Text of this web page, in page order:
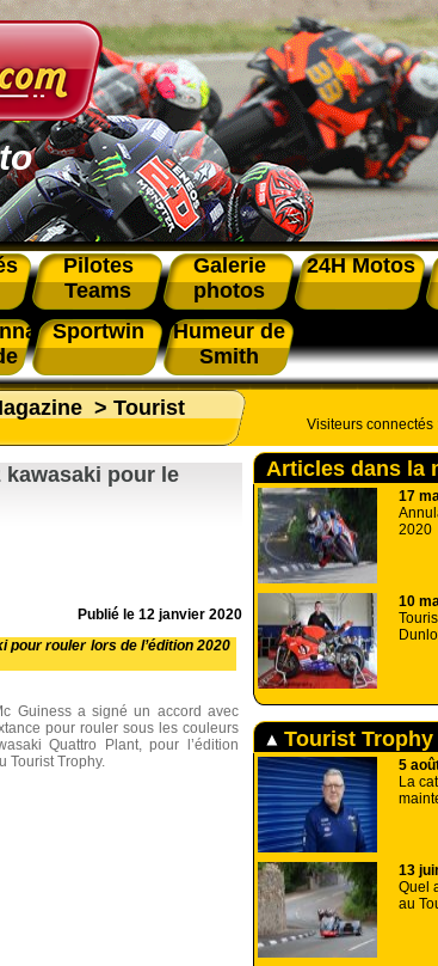
Pilotes
Teams
Galerie
photos
24H Motos
Sportwin
Humeur de
Smith
> Tourist
kawasaki pour le
Publié le 12 janvier 2020
pour rouler lors de l’édition 2020
Guiness a signé un accord avec
pour rouler sous les couleurs
Quattro Plant, pour l’édition
Tourist Trophy.
Visiteurs connectés
Articles dans la
17
2020
10
Tourist Trophy
5
La
13
Quel
au